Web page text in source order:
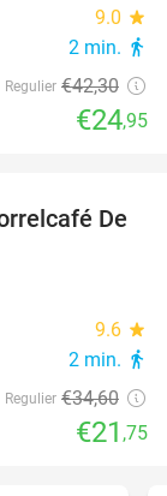
9.0 star
2 min. directions_walk
Regulier €42,30
€24,95
37%
De
9.6 star
2 min. directions_walk
Regulier €34,60
€21 ,75